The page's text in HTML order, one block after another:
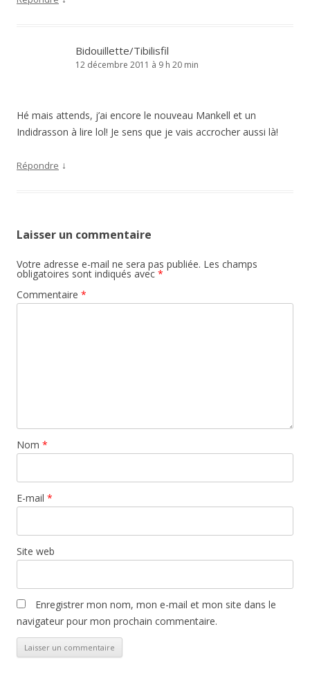
Bidouillette/Tibilisfil
12 décembre 2011 à 9 h 20 min
Hé mais attends, j’ai encore le nouveau Mankell et un
Indidrasson à lire lol! Je sens que je vais accrocher aussi là!
Répondre ↓
Laisser un commentaire
Votre adresse e-mail ne sera pas publiée. Les champs
obligatoires sont indiqués avec *
Commentaire *
Nom *
E-mail *
Site web
Enregistrer mon nom, mon e-mail et mon site dans le
navigateur pour mon prochain commentaire.